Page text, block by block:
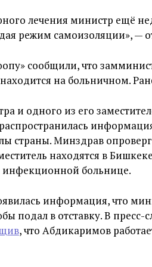
лечения министр ещё
режим самоизоляции», —
сообщили, что
на больничном.
и одного из его
страны. Минздрав
находятся в
инфекционной больнице.
информация, что
подал в отставку. В пресс-
, что Абдикаримов